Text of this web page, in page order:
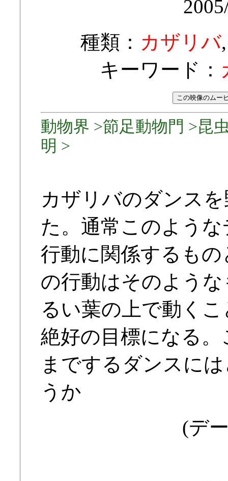
種類： カザリバ
キーワード：
動物界 >節足動物門 >昆
明 >
カザリバのダンス
た。通常このよう
行動に関係するも
の行動はそのよう
るい葉の上で動く
絶好の目標になる
までするダンスに
うか
(デ